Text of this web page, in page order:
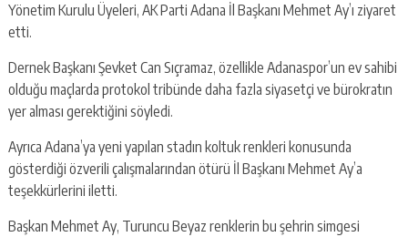
Yönetim Kurulu Üyeleri, AK Parti Adana İl Başkanı Mehmet Ay’ı ziyaret
etti.
Dernek Başkanı Şevket Can Sıçramaz, özellikle Adanaspor’un ev sahibi
olduğu maçlarda protokol tribünde daha fazla siyasetçi ve bürokratın
yer alması gerektiğini söyledi.
Ayrıca Adana’ya yeni yapılan stadın koltuk renkleri konusunda
gösterdiği özverili çalışmalarından ötürü İl Başkanı Mehmet Ay’a
teşekkürlerini iletti.
Başkan Mehmet Ay, Turuncu Beyaz renklerin bu şehrin simgesi